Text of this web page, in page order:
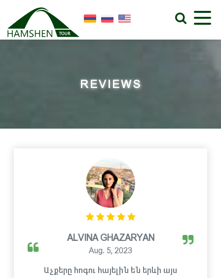
REVIEWS
ALVINA GHAZARYAN
Aug. 5, 2023
Աչքերը հոգու հայելին են երևի այս